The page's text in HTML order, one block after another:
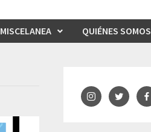
MISCELANEA QUIÉNES SOMOS